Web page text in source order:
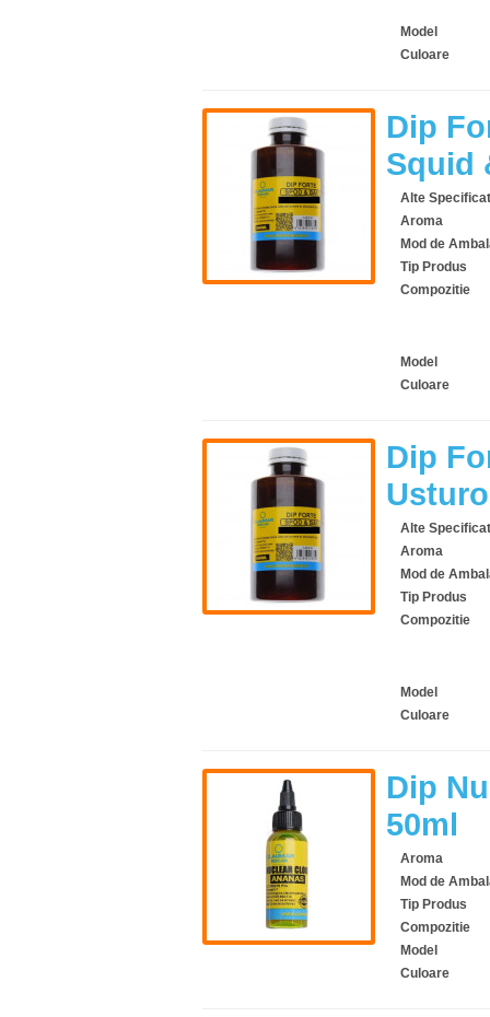
Model
Culoare
Dip
Squid
Alte
Aroma
Mod de
Tip Produs
Compozitie
Model
Culoare
Dip
Alte
Aroma
Mod de
Tip Produs
Compozitie
Model
Culoare
Dip
50ml
Aroma
Mod de
Tip Produs
Compozitie
Model
Culoare